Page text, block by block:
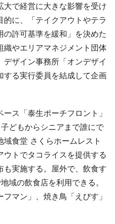
で経営に大きな影響を受け
に、「テイクアウトやテラ
許可基準を緩和」を決めた
織やエリアマネジメント団体
デザイン事務所「オンデザイ
する実行委員を結成して企画
ス「泰生ポーチフロント」
どもからシニアまで誰にで
食堂 さくらホームレスト
トでタコライスを提供する
実施する。屋外で、飲食す
域の飲食店を利用できる。
マン」、焼き鳥「えびす」